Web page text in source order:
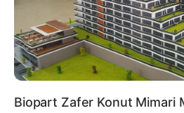
Biopart Zafer Konut Mimari